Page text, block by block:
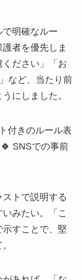
明確なルー
者を優先しま
ださい」「お
など、当たり前
にしました。
付きのルール表
SNSでの事前
トで説明する
みたい。「こ
すことで、堅